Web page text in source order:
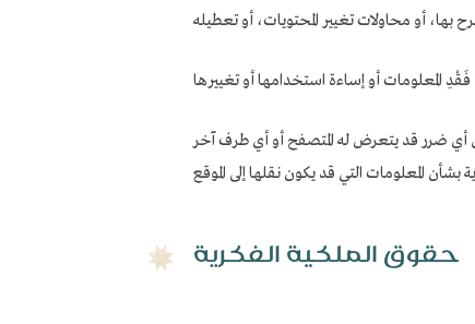
أي ضرر قد يتعرض له المتصفح أو أي طرف آخر
بشأن المعلومات التي قد يكون نقلها إلى الموقع
حقوق الملكية الفكرية